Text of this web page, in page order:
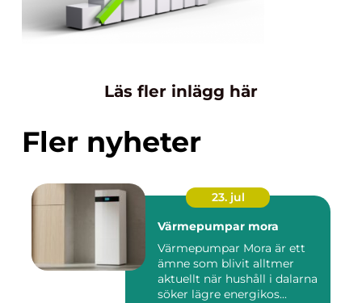
Läs fler inlägg här
Fler nyheter
23. jul
Värmepumpar mora
Värmepumpar Mora är ett
ämne som blivit alltmer
aktuellt när hushåll i dalarna
söker lägre energikos...